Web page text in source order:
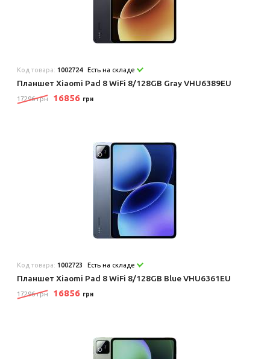
Код товара: 1002724 Есть на складе
Планшет Xiaomi Pad 8 WiFi 8/128GB Gray VHU6389EU
17296 грн 16856 грн
Код товара: 1002723 Есть на складе
Планшет Xiaomi Pad 8 WiFi 8/128GB Blue VHU6361EU
17296 грн 16856 грн